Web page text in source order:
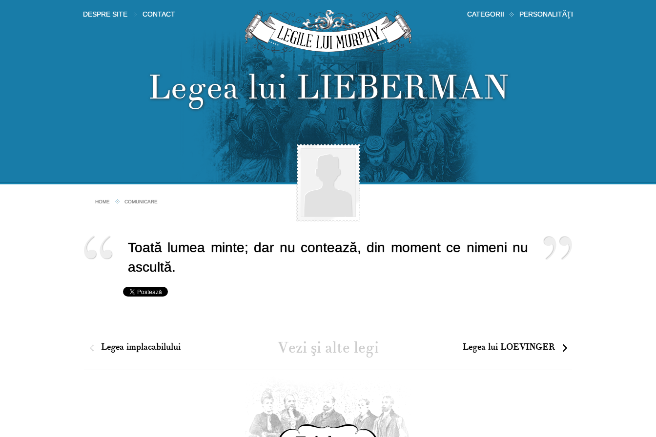
DESPRE SITE CONTACT CATEGORII PERSONALITĂŢI
Legea lui LIEBERMAN
HOME COMUNICARE
Toată lumea minte; dar nu contează, din moment ce nimeni nu
ascultă.
Legea implacabilului Vezi şi alte legi Legea lui LOEVINGER